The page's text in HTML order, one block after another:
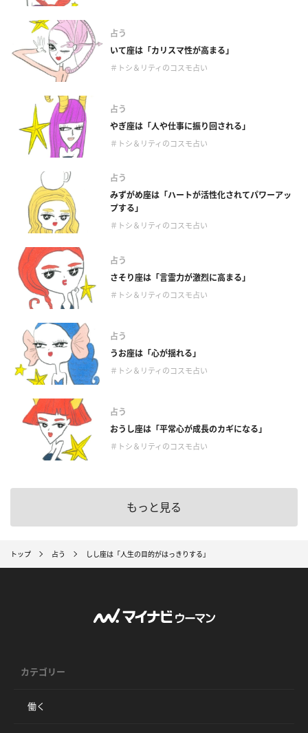
占う
いて座は「カリスマ性が高まる」
＃トシ＆リティのコスモ占い
占う
やぎ座は「人や仕事に振り回される」
＃トシ＆リティのコスモ占い
占う
みずがめ座は「ハートが活性化されてパワーアッ
プする」
＃トシ＆リティのコスモ占い
占う
さそり座は「言霊力が激烈に高まる」
＃トシ＆リティのコスモ占い
占う
うお座は「心が揺れる」
＃トシ＆リティのコスモ占い
占う
おうし座は「平常心が成長のカギになる」
＃トシ＆リティのコスモ占い
もっと見る
トップ 占う しし座は「人生の目的がはっきりする」
カテゴリー
働く